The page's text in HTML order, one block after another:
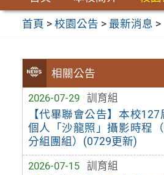
首頁 >校園公告 > 最新消息 >
相關公告
2026-07-29
訓育組
【代畢聯會公告】本校127
個人「沙龍照」攝影時程
分組團組）(0729更新)
2026-07-15
訓育組